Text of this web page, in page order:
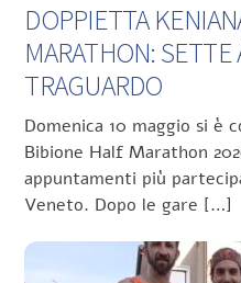
DOPPIETTA
MARATHON: SETTE
TRAGUARDO
Domenica 10 maggio si è
Bibione Half Marathon
appuntamenti più
Veneto. Dopo le gare […]